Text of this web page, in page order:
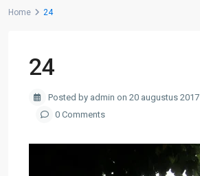
Home 24
24
Posted by admin on 20 augustus 2017
0 Comments